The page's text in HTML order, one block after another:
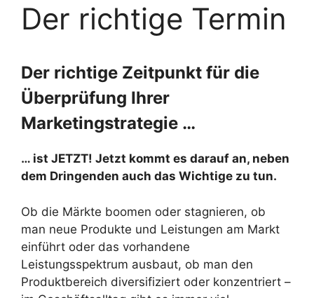
Der richtige Termin
Der richtige Zeitpunkt für die
Überprüfung Ihrer
Marketingstrategie …
… ist JETZT! Jetzt kommt es darauf an, neben
dem Dringenden auch das Wichtige zu tun.
Ob die Märkte boomen oder stagnieren, ob
man neue Produkte und Leistungen am Markt
einführt oder das vorhandene
Leistungsspektrum ausbaut, ob man den
Produktbereich diversifiziert oder konzentriert –